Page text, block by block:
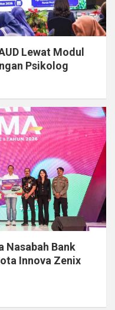
Lewat Modul
Psikolog
Nasabah Bank
Innova Zenix